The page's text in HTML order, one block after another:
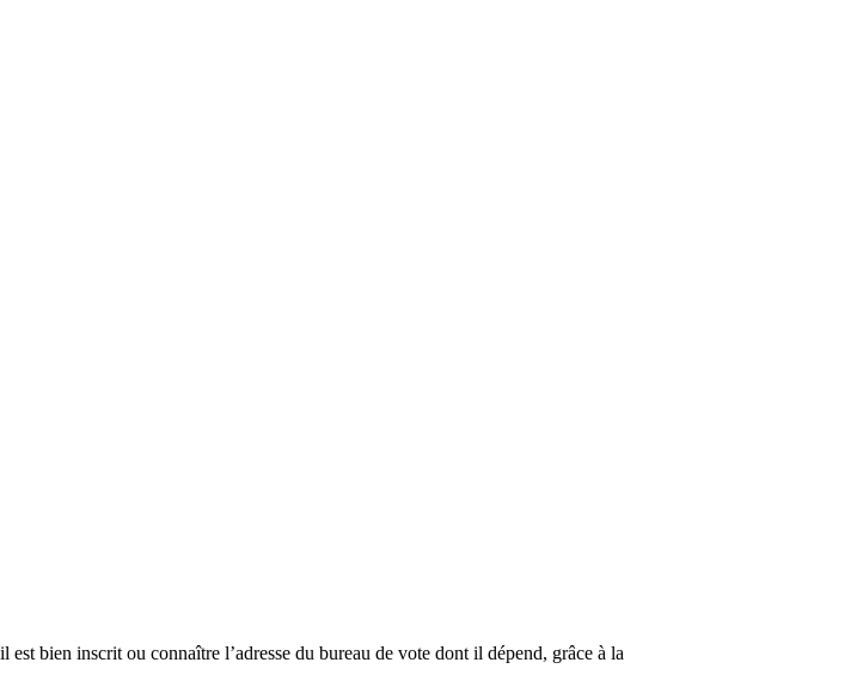
bien inscrit ou connaître l’adresse du bureau de vote dont il dépend, grâce à la